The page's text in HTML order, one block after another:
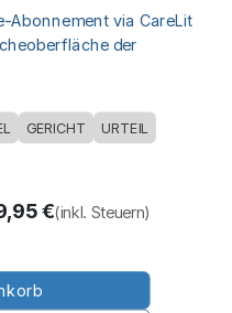
Abonnement via CareLit
der
GERICHT URTEIL
€(inkl. Steuern)